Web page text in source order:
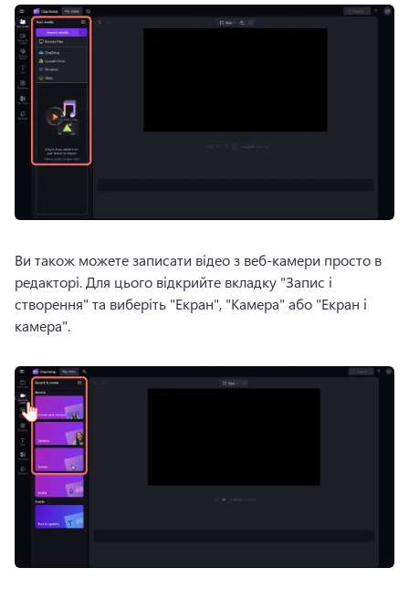
Ви також можете записати відео з веб-камери просто в
редакторі. Для цього відкрийте вкладку "Запис і
створення" та виберіть "Екран", "Камера" або "Екран і
камера".